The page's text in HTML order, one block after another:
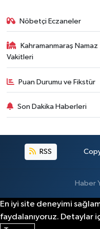
Nöbetçi Eczaneler
Kahramanmaraş Namaz
Vakitleri
Puan Durumu ve Fikstür
Son Dakika Haberleri
RSS
Haber
En iyi site deneyimi
faydalanıyoruz. Detaylar